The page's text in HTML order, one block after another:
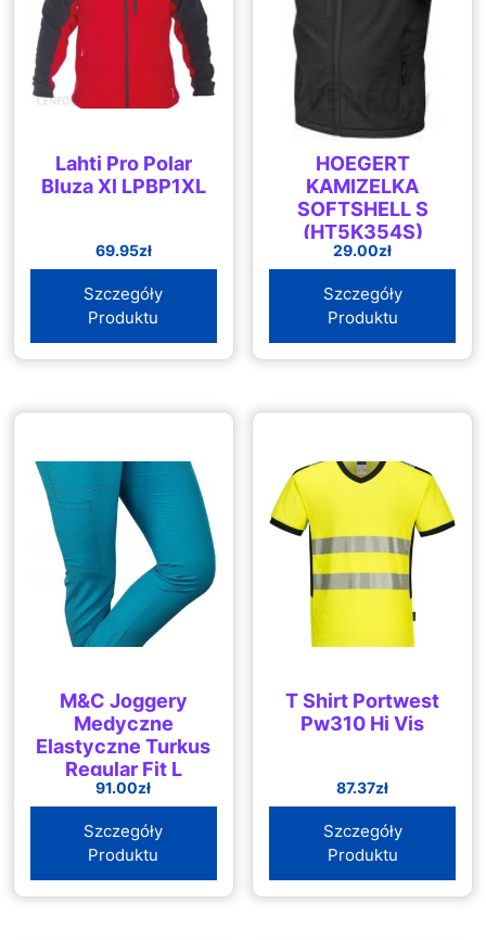
Lahti Pro Polar
Bluza Xl LPBP1XL
69.95zł
Szczegóły
Produktu
HOEGERT
KAMIZELKA
SOFTSHELL S
(HT5K354S)
29.00zł
Szczegóły
Produktu
M&C Joggery
Medyczne
Elastyczne Turkus
Regular Fit L
91.00zł
Szczegóły
Produktu
T Shirt Portwest
Pw310 Hi Vis
87.37zł
Szczegóły
Produktu